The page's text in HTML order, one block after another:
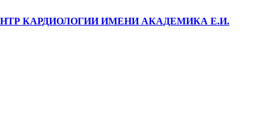
КАРДИОЛОГИИ ИМЕНИ АКАДЕМИКА Е.И.